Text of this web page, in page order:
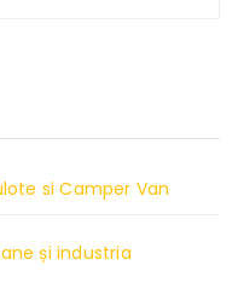
si Camper Van
și industria